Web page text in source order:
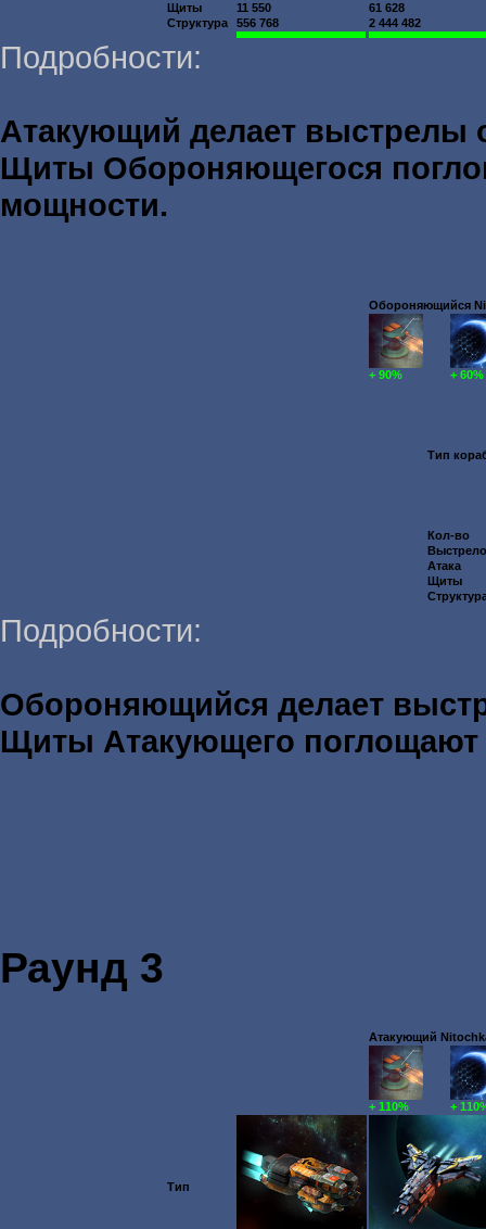
Щиты
11 550
61 628
Структура
556 768 2 444 482
Подробности:
Атакующий делает
Щиты Обороняющегося
мощности.
Обороняющийся
+ 90% + 60%
Тип
Кол-во
Атака
Щиты
Подробности:
Обороняющийся делает
Щиты Атакующего поглощают
Раунд 3
Атакующий
+ 110% +
Тип